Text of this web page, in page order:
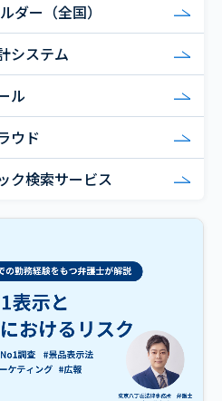
ダー（全国）
システム
ル
ウド
ク検索サービス